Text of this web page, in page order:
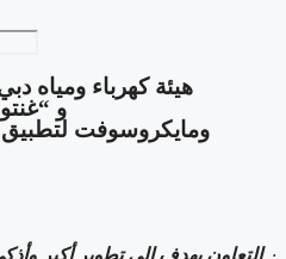
‫هيئة كهرباء ومياه
و
ومايكروسوفت
·التعاون يهدف إلى تطوير أكبر